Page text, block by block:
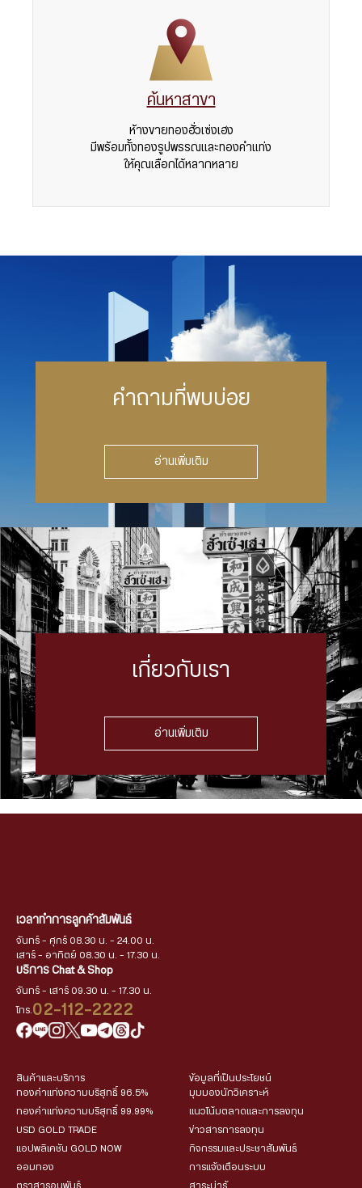
ค้นหาสาขา
ห้างขายทองฮั่วเซ่งเฮง
มีพร้อมทั้งทองรูปพรรณและทองคำแท่ง
ให้คุณเลือกได้หลากหลาย
คำถามที่พบบ่อย
อ่านเพิ่มเติม
เกี่ยวกับเรา
อ่านเพิ่มเติม
เวลาทำการลูกค้าสัมพันธ์
จันทร์ - ศุกร์ 08.30 น. - 24.00 น.
เสาร์ - อาทิตย์ 08.30 น. - 17.30 น.
บริการ Chat & Shop
จันทร์ - เสาร์ 09.30 น. - 17.30 น.
โทร. 02-112-2222
สินค้าและบริการ
ทองคำแท่งความบริสุทธิ์ 96.5%
ทองคำแท่งความบริสุทธิ์ 99.99%
USD GOLD TRADE
แอปพลิเคชัน GOLD NOW
ออมทอง
ตราสารอนุพันธ์
ข้อมูลที่เป็นประโยชน์
มุมมองนักวิเคราะห์
แนวโน้มตลาดและการลงทุน
ข่าวสารการลงทุน
กิจกรรมและประชาสัมพันธ์
การแจ้งเตือนระบบ
สาระน่ารู้